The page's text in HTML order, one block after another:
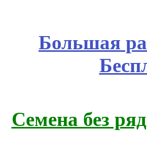
Большая
Семена без